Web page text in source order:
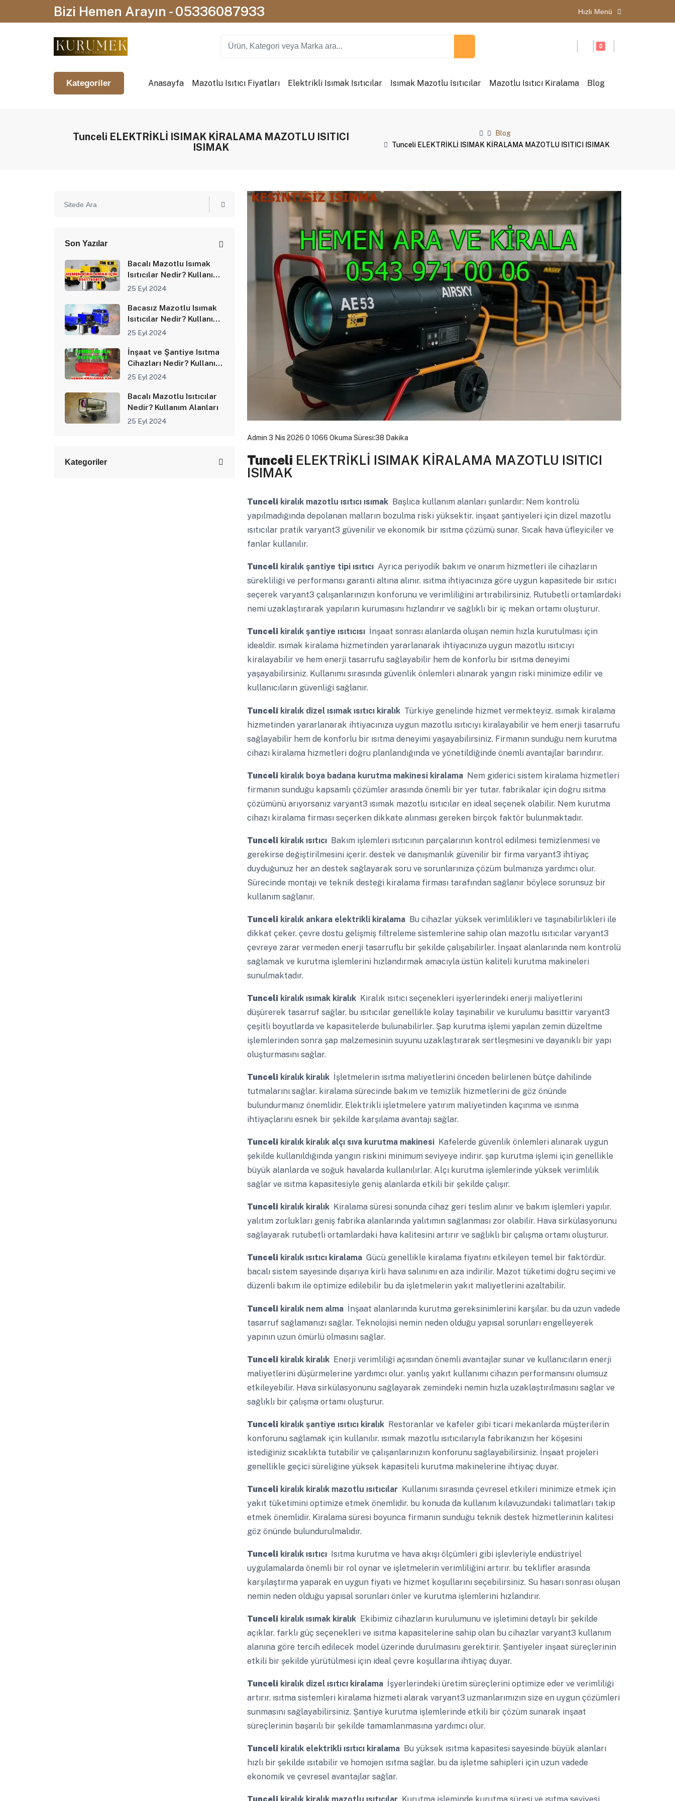
Bizi Hemen Arayın - 05336087933 Hızlı Menü
0
Kategoriler Anasayfa Mazotlu Isıtıcı Fiyatları Elektrikli Isımak Isıtıcılar Isımak Mazotlu Isıtıcılar Mazotlu Isıtıcı Kiralama Blog
Tunceli ELEKTRİKLİ ISIMAK KİRALAMA MAZOTLU ISITICI
ISIMAK
Blog
Tunceli ELEKTRİKLİ ISIMAK KİRALAMA MAZOTLU ISITICI ISIMAK
Son Yazılar
Bacalı Mazotlu Isımak
Isıtıcılar Nedir? Kullanım
Alanları
25 Eyl 2024
Bacasız Mazotlu Isımak
Isıtıcılar Nedir? Kullanım
Alanları
25 Eyl 2024
İnşaat ve Şantiye Isıtma
Cihazları Nedir? Kullanım
Alanları
25 Eyl 2024
Bacalı Mazotlu Isıtıcılar
Nedir? Kullanım Alanları
25 Eyl 2024
Kategoriler
Admin 3 Nis 2026 0 1066 Okuma Süresi:38 Dakika
Tunceli ELEKTRİKLİ ISIMAK KİRALAMA MAZOTLU ISITICI
ISIMAK
Tunceli kiralık mazotlu ısıtıcı ısımakBaşlıca kullanım alanları şunlardır: Nem kontrolü
yapılmadığında depolanan malların bozulma riski yüksektir. inşaat şantiyeleri için dizel mazotlu
ısıtıcılar pratik varyant3 güvenilir ve ekonomik bir ısıtma çözümü sunar. Sıcak hava üfleyiciler ve
fanlar kullanılır.
Tunceli kiralık şantiye tipi ısıtıcıAyrıca periyodik bakım ve onarım hizmetleri ile cihazların
sürekliliği ve performansı garanti altına alınır. ısıtma ihtiyacınıza göre uygun kapasitede bir ısıtıcı
seçerek varyant3 çalışanlarınızın konforunu ve verimliliğini artırabilirsiniz. Rutubetli ortamlardaki
nemi uzaklaştırarak yapıların kurumasını hızlandırır ve sağlıklı bir iç mekan ortamı oluşturur.
Tunceli kiralık şantiye ısıtıcısıİnşaat sonrası alanlarda oluşan nemin hızla kurutulması için
idealdir. ısımak kiralama hizmetinden yararlanarak ihtiyacınıza uygun mazotlu ısıtıcıyı
kiralayabilir ve hem enerji tasarrufu sağlayabilir hem de konforlu bir ısıtma deneyimi
yaşayabilirsiniz. Kullanımı sırasında güvenlik önlemleri alınarak yangın riski minimize edilir ve
kullanıcıların güvenliği sağlanır.
Tunceli kiralık dizel ısımak ısıtıcı kiralıkTürkiye genelinde hizmet vermekteyiz. ısımak kiralama
hizmetinden yararlanarak ihtiyacınıza uygun mazotlu ısıtıcıyı kiralayabilir ve hem enerji tasarrufu
sağlayabilir hem de konforlu bir ısıtma deneyimi yaşayabilirsiniz. Firmanın sunduğu nem kurutma
cihazı kiralama hizmetleri doğru planlandığında ve yönetildiğinde önemli avantajlar barındırır.
Tunceli kiralık boya badana kurutma makinesi kiralamaNem giderici sistem kiralama hizmetleri
firmanın sunduğu kapsamlı çözümler arasında önemli bir yer tutar. fabrikalar için doğru ısıtma
çözümünü arıyorsanız varyant3 ısımak mazotlu ısıtıcılar en ideal seçenek olabilir. Nem kurutma
cihazı kiralama firması seçerken dikkate alınması gereken birçok faktör bulunmaktadır.
Tunceli kiralık ısıtıcıBakım işlemleri ısıtıcının parçalarının kontrol edilmesi temizlenmesi ve
gerekirse değiştirilmesini içerir. destek ve danışmanlık güvenilir bir firma varyant3 ihtiyaç
duyduğunuz her an destek sağlayarak soru ve sorunlarınıza çözüm bulmanıza yardımcı olur.
Sürecinde montajı ve teknik desteği kiralama firması tarafından sağlanır böylece sorunsuz bir
kullanım sağlanır.
Tunceli kiralık ankara elektrikli kiralamaBu cihazlar yüksek verimlilikleri ve taşınabilirlikleri ile
dikkat çeker. çevre dostu gelişmiş filtreleme sistemlerine sahip olan mazotlu ısıtıcılar varyant3
çevreye zarar vermeden enerji tasarruflu bir şekilde çalışabilirler. İnşaat alanlarında nem kontrolü
sağlamak ve kurutma işlemlerini hızlandırmak amacıyla üstün kaliteli kurutma makineleri
sunulmaktadır.
Tunceli kiralık ısımak kiralıkKiralık ısıtıcı seçenekleri işyerlerindeki enerji maliyetlerini
düşürerek tasarruf sağlar. bu ısıtıcılar genellikle kolay taşınabilir ve kurulumu basittir varyant3
çeşitli boyutlarda ve kapasitelerde bulunabilirler. Şap kurutma işlemi yapılan zemin düzeltme
işlemlerinden sonra şap malzemesinin suyunu uzaklaştırarak sertleşmesini ve dayanıklı bir yapı
oluşturmasını sağlar.
Tunceli kiralık kiralıkİşletmelerin ısıtma maliyetlerini önceden belirlenen bütçe dahilinde
tutmalarını sağlar. kiralama sürecinde bakım ve temizlik hizmetlerini de göz önünde
bulundurmanız önemlidir. Elektrikli işletmelere yatırım maliyetinden kaçınma ve ısınma
ihtiyaçlarını esnek bir şekilde karşılama avantajı sağlar.
Tunceli kiralık kiralık alçı sıva kurutma makinesiKafelerde güvenlik önlemleri alınarak uygun
şekilde kullanıldığında yangın riskini minimum seviyeye indirir. şap kurutma işlemi için genellikle
büyük alanlarda ve soğuk havalarda kullanılırlar. Alçı kurutma işlemlerinde yüksek verimlilik
sağlar ve ısıtma kapasitesiyle geniş alanlarda etkili bir şekilde çalışır.
Tunceli kiralık kiralıkKiralama süresi sonunda cihaz geri teslim alınır ve bakım işlemleri yapılır.
yalıtım zorlukları geniş fabrika alanlarında yalıtımın sağlanması zor olabilir. Hava sirkülasyonunu
sağlayarak rutubetli ortamlardaki hava kalitesini artırır ve sağlıklı bir çalışma ortamı oluşturur.
Tunceli kiralık ısıtıcı kiralamaGücü genellikle kiralama fiyatını etkileyen temel bir faktördür.
bacalı sistem sayesinde dışarıya kirli hava salınımı en aza indirilir. Mazot tüketimi doğru seçimi ve
düzenli bakım ile optimize edilebilir bu da işletmelerin yakıt maliyetlerini azaltabilir.
Tunceli kiralık nem almaİnşaat alanlarında kurutma gereksinimlerini karşılar. bu da uzun vadede
tasarruf sağlamanızı sağlar. Teknolojisi nemin neden olduğu yapısal sorunları engelleyerek
yapının uzun ömürlü olmasını sağlar.
Tunceli kiralık kiralıkEnerji verimliliği açısından önemli avantajlar sunar ve kullanıcıların enerji
maliyetlerini düşürmelerine yardımcı olur. yanlış yakıt kullanımı cihazın performansını olumsuz
etkileyebilir. Hava sirkülasyonunu sağlayarak zemindeki nemin hızla uzaklaştırılmasını sağlar ve
sağlıklı bir çalışma ortamı oluşturur.
Tunceli kiralık şantiye ısıtıcı kiralıkRestoranlar ve kafeler gibi ticari mekanlarda müşterilerin
konforunu sağlamak için kullanılır. ısımak mazotlu ısıtıcılarıyla fabrikanızın her köşesini
istediğiniz sıcaklıkta tutabilir ve çalışanlarınızın konforunu sağlayabilirsiniz. İnşaat projeleri
genellikle geçici süreliğine yüksek kapasiteli kurutma makinelerine ihtiyaç duyar.
Tunceli kiralık kiralık mazotlu ısıtıcılarKullanımı sırasında çevresel etkileri minimize etmek için
yakıt tüketimini optimize etmek önemlidir. bu konuda da kullanım kılavuzundaki talimatları takip
etmek önemlidir. Kiralama süresi boyunca firmanın sunduğu teknik destek hizmetlerinin kalitesi
göz önünde bulundurulmalıdır.
Tunceli kiralık ısıtıcıIsıtma kurutma ve hava akışı ölçümleri gibi işlevleriyle endüstriyel
uygulamalarda önemli bir rol oynar ve işletmelerin verimliliğini artırır. bu teklifler arasında
karşılaştırma yaparak en uygun fiyatı ve hizmet koşullarını seçebilirsiniz. Su hasarı sonrası oluşan
nemin neden olduğu yapısal sorunları önler ve kurutma işlemlerini hızlandırır.
Tunceli kiralık ısımak kiralıkEkibimiz cihazların kurulumunu ve işletimini detaylı bir şekilde
açıklar. farklı güç seçenekleri ve ısıtma kapasitelerine sahip olan bu cihazlar varyant3 kullanım
alanına göre tercih edilecek model üzerinde durulmasını gerektirir. Şantiyeler inşaat süreçlerinin
etkili bir şekilde yürütülmesi için ideal çevre koşullarına ihtiyaç duyar.
Tunceli kiralık dizel ısıtıcı kiralamaİşyerlerindeki üretim süreçlerini optimize eder ve verimliliği
artırır. ısıtma sistemleri kiralama hizmeti alarak varyant3 uzmanlarımızın size en uygun çözümleri
sunmasını sağlayabilirsiniz. Şantiye kurutma işlemlerinde etkili bir çözüm sunarak inşaat
süreçlerinin başarılı bir şekilde tamamlanmasına yardımcı olur.
Tunceli kiralık elektrikli ısıtıcı kiralamaBu yüksek ısıtma kapasitesi sayesinde büyük alanları
hızlı bir şekilde ısıtabilir ve homojen ısıtma sağlar. bu da işletme sahipleri için uzun vadede
ekonomik ve çevresel avantajlar sağlar.